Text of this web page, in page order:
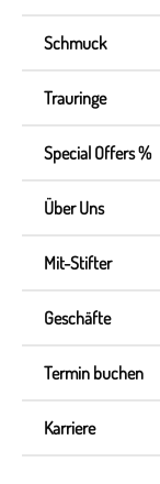
Schmuck
Trauringe
Special Offers %
Über Uns
Mit-Stifter
Geschäfte
Termin buchen
Karriere